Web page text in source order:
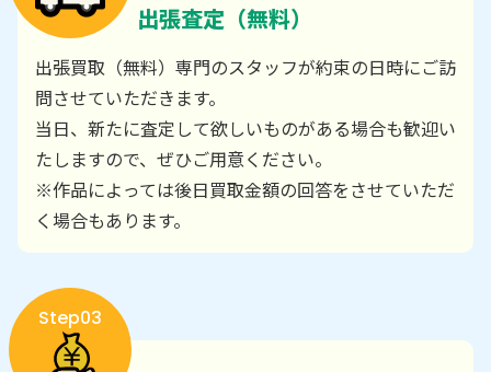
出張査定（無料）
出張買取（無料）専門のスタッフが約束の日時にご訪
問させていただきます。
当日、新たに査定して欲しいものがある場合も歓迎い
たしますので、ぜひご用意ください。
※作品によっては後日買取金額の回答をさせていただ
く場合もあります。
Step03